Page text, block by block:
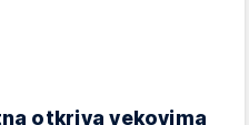
otkriva vekovima